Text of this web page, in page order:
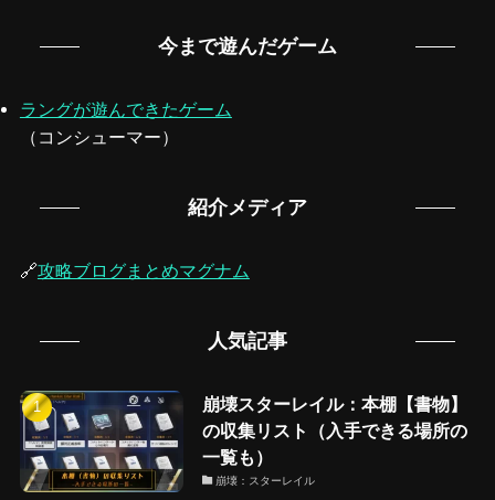
今まで遊んだゲーム
ラングが遊んできたゲーム
（コンシューマー）
紹介メディア
🔗攻略ブログまとめマグナム
人気記事
崩壊スターレイル：本棚【書物】
の収集リスト（入手できる場所の
一覧も）
崩壊：スターレイル